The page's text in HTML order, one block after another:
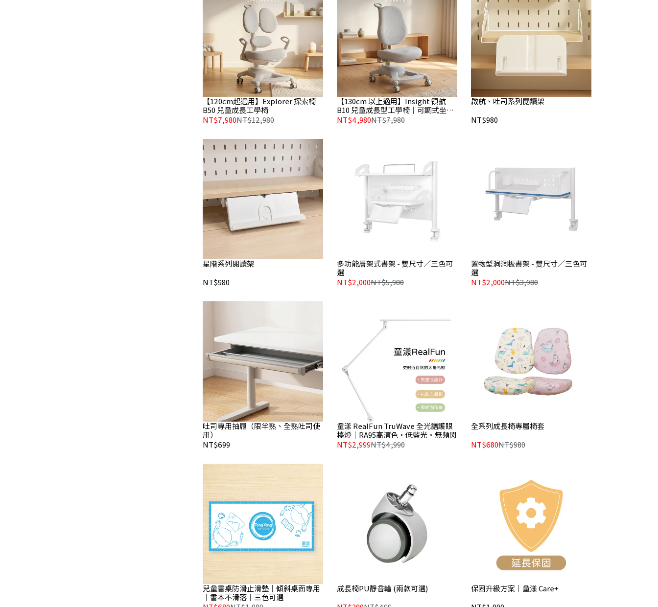
【120cm起適用】Explorer 探索椅
B50 兒童成長工學椅
NT$7,980NT$12,980
【130cm 以上適用】Insight 領航
B10 兒童成長型工學椅｜可調式坐
深・腳踏板・書桌學習椅
NT$4,980NT$7,980
啟航、吐司系列閱讀架
NT$980
星階系列閱讀架
NT$980
多功能層架式書架 - 雙尺寸／三色可
選
NT$2,000NT$5,980
置物型洞洞板書架 - 雙尺寸／三色可
選
NT$2,000NT$3,980
吐司專用抽屜（限半熟、全熟吐司使
用）
NT$699
童漾 RealFun TruWave 全光譜護眼
檯燈｜RA95高演色・低藍光・無頻閃
NT$2,999NT$4,990
全系列成長椅專屬椅套
NT$680NT$980
兒童書桌防滑止滑墊｜傾斜桌面專用
｜書本不滑落｜三色可選
成長椅PU靜音輪 (兩款可選)
保固升級方案｜童漾 Care+